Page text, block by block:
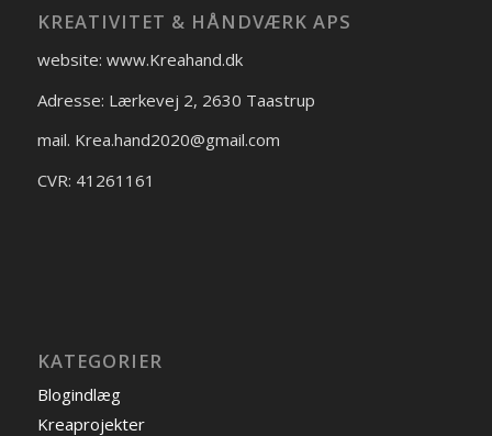
KREATIVITET & HÅNDVÆRK APS
website: www.Kreahand.dk
Adresse: Lærkevej 2, 2630 Taastrup
mail. Krea.hand2020@gmail.com
CVR: 41261161
KATEGORIER
Blogindlæg
Kreaprojekter